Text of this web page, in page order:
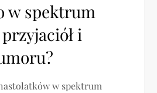
w spektrum
i
w spektrum